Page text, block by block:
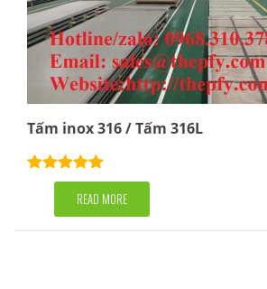
Tấm inox 316 / Tấm 316L
Rated5.00
out of 5READ MORE